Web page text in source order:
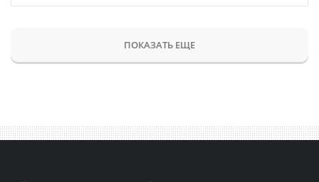
ПОКАЗАТЬ ЕЩЕ